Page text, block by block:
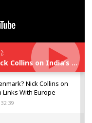
Rigvedic Names in Denmark? Nick Collins on India’s Forgotten Links With Europe
Nick Collins on
Links With Europe